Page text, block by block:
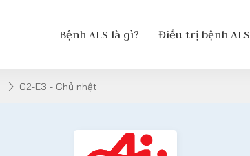
Bệnh ALS là gì? Điều trị bệnh ALS
G2-E3 - Chủ nhật